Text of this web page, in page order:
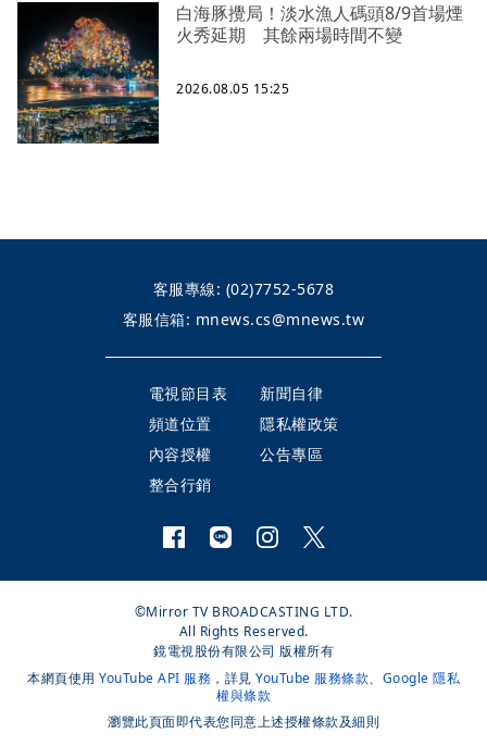
白海豚攪局！淡水漁人碼頭8/9首場煙
火秀延期 其餘兩場時間不變
2026.08.05 15:25
客服專線: (02)7752-5678
客服信箱: mnews.cs@mnews.tw
電視節目表
新聞自律
頻道位置
隱私權政策
內容授權
公告專區
整合行銷
©Mirror TV BROADCASTING LTD.
All Rights Reserved.
鏡電視股份有限公司 版權所有
本網頁使用 YouTube API 服務 ，詳見 YouTube 服務條款、 Google 隱私
權與條款
瀏覽此頁面即代表您同意上述授權條款及細則